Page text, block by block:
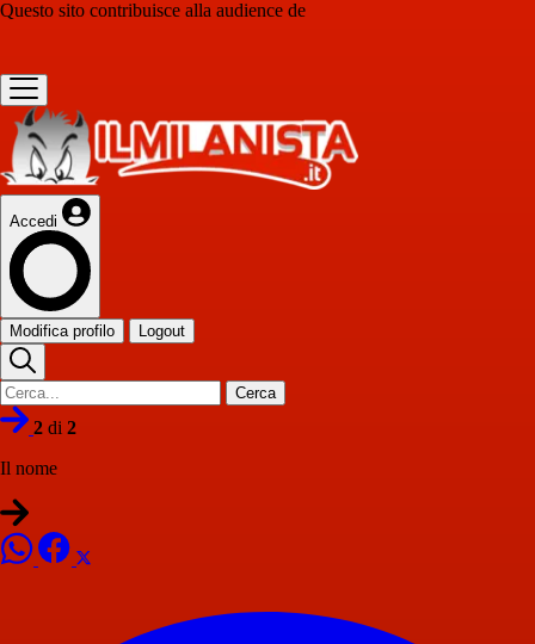
Questo sito contribuisce alla audience de
Accedi
Modifica profilo Logout
Cerca
2 di 2
Il nome